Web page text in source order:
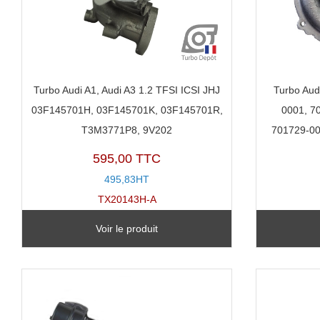
Turbo Audi A1, Audi A3 1.2 TFSI ICSI JHJ
03F145701H, 03F145701K, 03F145701R,
T3M3771P8, 9V202
595,00 TTC
495,83HT
TX20143H-A
Voir le produit
Turbo
0001,
701729-